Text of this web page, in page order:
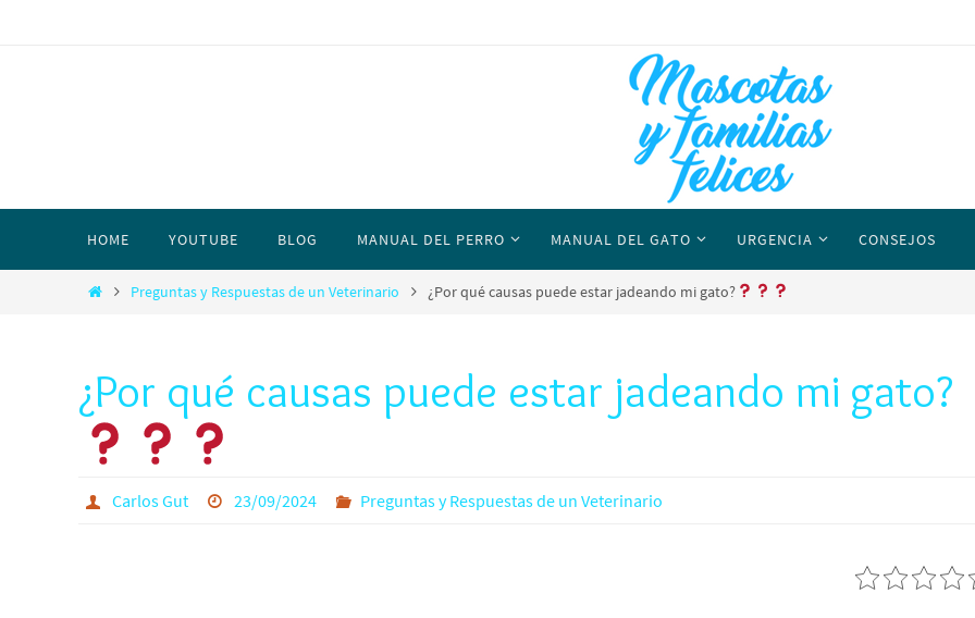
HOME YOUTUBE BLOG MANUAL DEL PERRO MANUAL DEL GATO URGENCIA CONSEJOS
Preguntas y Respuestas de un Veterinario ¿Por qué causas puede estar jadeando mi gato?
¿Por qué causas puede estar jadeando mi gato?
Carlos Gut 23/09/2024 Preguntas y Respuestas de un Veterinario